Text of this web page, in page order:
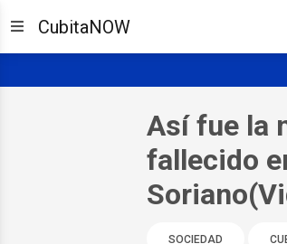
CubitaNOW
Así fue la
fallecido
SOCIEDAD